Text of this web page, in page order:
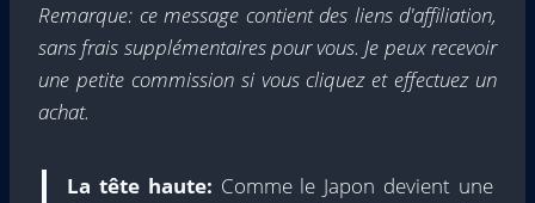
Remarque: ce message contient des liens d'affiliation,
sans frais supplémentaires pour vous. Je peux recevoir
une petite commission si vous cliquez et effectuez un
achat.
La tête haute: Comme le Japon devient une